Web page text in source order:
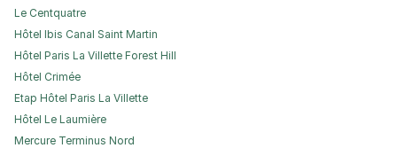
Le Centquatre
Hôtel Ibis Canal Saint Martin
Hôtel Paris La Villette Forest Hill
Hôtel Crimée
Etap Hôtel Paris La Villette
Hôtel Le Laumière
Mercure Terminus Nord